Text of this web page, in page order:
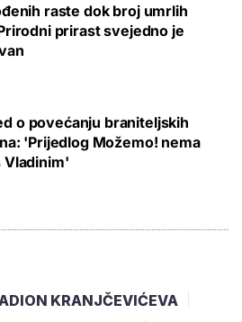
raste dok broj umrlih
prirast svejedno je
o povećanju braniteljskih
'Prijedlog Možemo! nema
Vladinim'
KRANJČEVIĆEVA